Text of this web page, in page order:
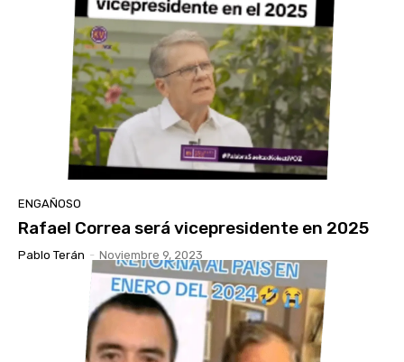
ENGAÑOSO
Rafael Correa será vicepresidente en 2025
Pablo Terán - Noviembre 9, 2023